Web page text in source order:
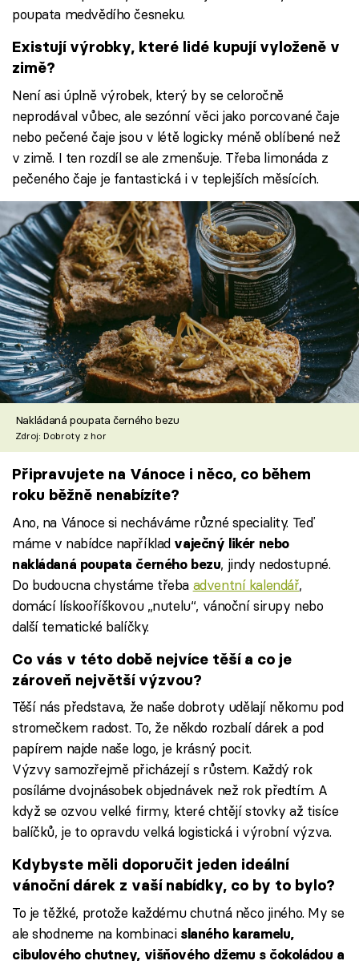
poupata medvědího česneku.
Existují výrobky, které lidé kupují vyloženě v
zimě?
Není asi úplně výrobek, který by se celoročně
neprodával vůbec, ale sezónní věci jako porcované čaje
nebo pečené čaje jsou v létě logicky méně oblíbené než
v zimě. I ten rozdíl se ale zmenšuje. Třeba limonáda z
pečeného čaje je fantastická i v teplejších měsících.
Nakládaná poupata černého bezu
Zdroj: Dobroty z hor
Připravujete na Vánoce i něco, co během
roku běžně nenabízíte?
Ano, na Vánoce si necháváme různé speciality. Teď
máme v nabídce například vaječný likér nebo
nakládaná poupata černého bezu, jindy nedostupné.
Do budoucna chystáme třeba adventní kalendář,
domácí lískooříškovou „nutelu“, vánoční sirupy nebo
další tematické balíčky.
Co vás v této době nejvíce těší a co je
zároveň největší výzvou?
Těší nás představa, že naše dobroty udělají někomu pod
stromečkem radost. To, že někdo rozbalí dárek a pod
papírem najde naše logo, je krásný pocit.
Výzvy samozřejmě přicházejí s růstem. Každý rok
posíláme dvojnásobek objednávek než rok předtím. A
když se ozvou velké firmy, které chtějí stovky až tisíce
balíčků, je to opravdu velká logistická i výrobní výzva.
Kdybyste měli doporučit jeden ideální
vánoční dárek z vaší nabídky, co by to bylo?
To je těžké, protože každému chutná něco jiného. My se
ale shodneme na kombinaci slaného karamelu,
cibulového chutney, višňového džemu s čokoládou a